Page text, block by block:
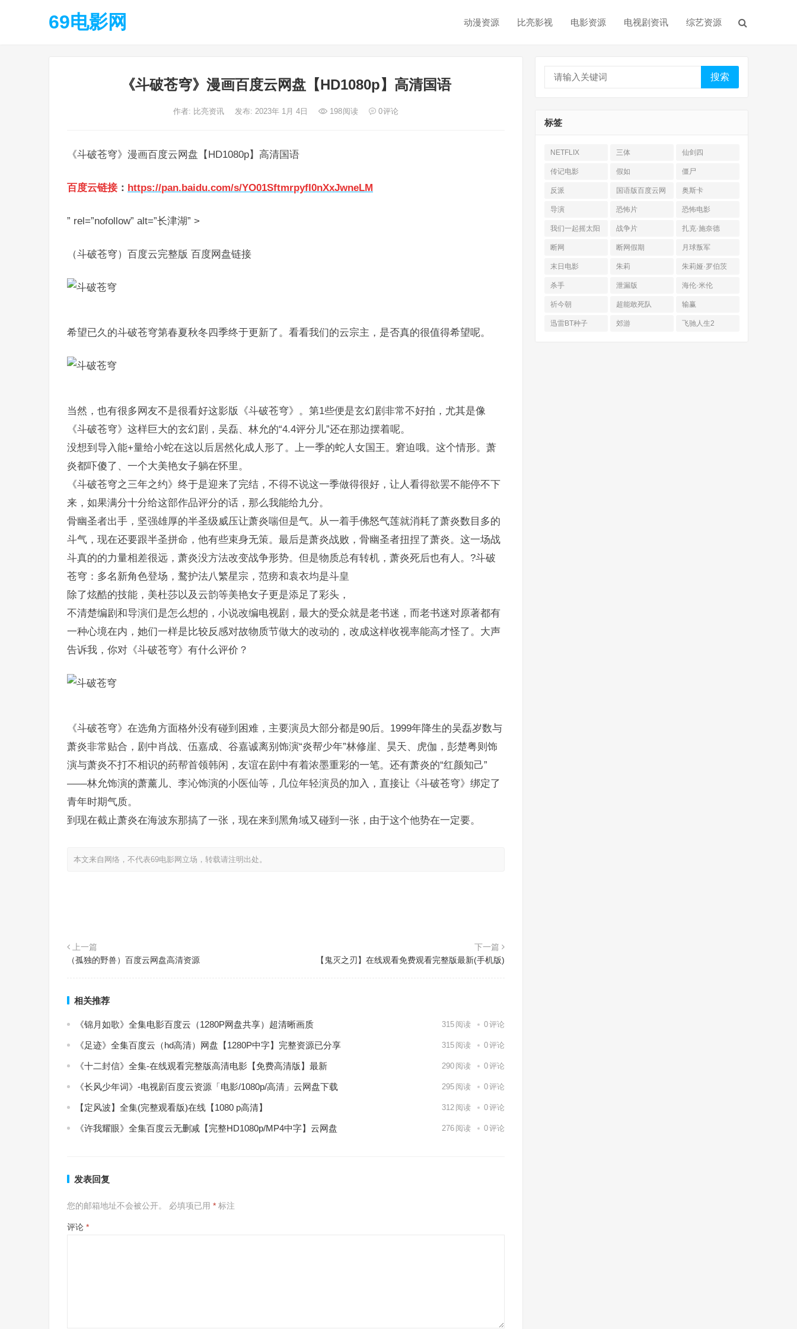
69电影网 动漫资源 比亮影视 电影资源 电视剧资讯 综艺资源
《斗破苍穹》漫画百度云网盘【HD1080p】高清国语
作者: 比亮资讯 发布: 2023年 1月 4日 198阅读 0评论
《斗破苍穹》漫画百度云网盘【HD1080p】高清国语
百度云链接 ： https://pan.baidu.com/s/YO01SftmrpyfI0nXxJwneLM
” rel=”nofollow” alt=”长津湖” >
（斗破苍穹）百度云完整版 百度网盘链接
希望已久的斗破苍穹第春夏秋冬四季终于更新了。看看我们的云宗主，是否真的很值得希望呢。
当然，也有很多网友不是很看好这影版《斗破苍穹》。第1些便是玄幻剧非常不好拍，尤其是像
《斗破苍穹》这样巨大的玄幻剧，吴磊、林允的“4.4评分儿”还在那边摆着呢。
没想到导入能+量给小蛇在这以后居然化成人形了。上一季的蛇人女国王。窘迫哦。这个情形。萧
炎都吓傻了、一个大美艳女子躺在怀里。
《斗破苍穹之三年之约》终于是迎来了完结，不得不说这一季做得很好，让人看得欲罢不能停不下
来，如果满分十分给这部作品评分的话，那么我能给九分。
骨幽圣者出手，坚强雄厚的半圣级威压让萧炎喘但是气。从一着手佛怒气莲就消耗了萧炎数目多的
斗气，现在还要跟半圣拼命，他有些束身无策。最后是萧炎战败，骨幽圣者扭捏了萧炎。这一场战
斗真的的力量相差很远，萧炎没方法改变战争形势。但是物质总有转机，萧炎死后也有人。?斗破
苍穹：多名新角色登场，鹜护法八繁星宗，范痨和袁衣均是斗皇
除了炫酷的技能，美杜莎以及云韵等美艳女子更是添足了彩头，
不清楚编剧和导演们是怎么想的，小说改编电视剧，最大的受众就是老书迷，而老书迷对原著都有
一种心境在内，她们一样是比较反感对故物质节做大的改动的，改成这样收视率能高才怪了。大声
告诉我，你对《斗破苍穹》有什么评价？
《斗破苍穹》在选角方面格外没有碰到困难，主要演员大部分都是90后。1999年降生的吴磊岁数与
萧炎非常贴合，剧中肖战、伍嘉成、谷嘉诚离别饰演“炎帮少年”林修崖、昊天、虎伽，彭楚粤则饰
演与萧炎不打不相识的药帮首领韩闲，友谊在剧中有着浓墨重彩的一笔。还有萧炎的“红颜知己”
——林允饰演的萧薰儿、李沁饰演的小医仙等，几位年轻演员的加入，直接让《斗破苍穹》绑定了
青年时期气质。
到现在截止萧炎在海波东那搞了一张，现在来到黑角域又碰到一张，由于这个他势在一定要。
本文来自网络，不代表69电影网立场，转载请注明出处。
上一篇
（孤独的野兽）百度云网盘高清资源
下一篇
【鬼灭之刃】在线观看免费观看完整版最新(手机版)
相关推荐
《锦月如歌》全集电影百度云（1280P网盘共享）超清晰画质 315 阅读 0评论
《足迹》全集百度云（hd高清）网盘【1280P中字】完整资源已分享 315 阅读 0评论
《十二封信》全集-在线观看完整版高清电影【免费高清版】最新 290 阅读 0评论
《长风少年词》-电视剧百度云资源「电影/1080p/高清」云网盘下载 295 阅读 0评论
【定风波】全集(完整观看版)在线【1080 p高清】 312 阅读 0评论
《许我耀眼》全集百度云无删减【完整HD1080p/MP4中字】云网盘 276 阅读 0评论
发表回复
您的邮箱地址不会被公开。 必填项已用 * 标注
评论 *
搜索
标签
NETFLIX 三体 仙剑四
传记电影 假如 僵尸
反派
国语版百度云网
盘
奥斯卡
导演 恐怖片 恐怖电影
我们一起摇太阳 战争片 扎克·施奈德
断网 断网假期 月球叛军
末日电影 朱莉 朱莉娅·罗伯茨
杀手 泄漏版 海伦·米伦
祈今朝 超能敢死队 输赢
迅雷BT种子 郊游 飞驰人生2